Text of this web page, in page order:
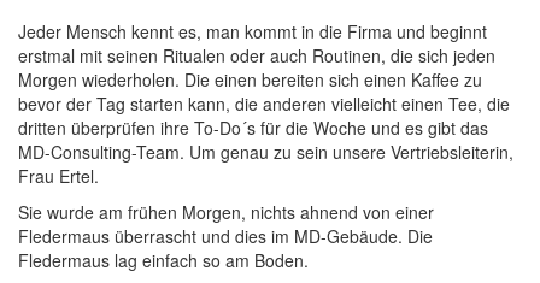
Jeder Mensch kennt es, man kommt in die Firma und beginnt
erstmal mit seinen Ritualen oder auch Routinen, die sich jeden
Morgen wiederholen. Die einen bereiten sich einen Kaffee zu
bevor der Tag starten kann, die anderen vielleicht einen Tee, die
dritten überprüfen ihre To-Do´s für die Woche und es gibt das
MD-Consulting-Team. Um genau zu sein unsere Vertriebsleiterin,
Frau Ertel.
Sie wurde am frühen Morgen, nichts ahnend von einer
Fledermaus überrascht und dies im MD-Gebäude. Die
Fledermaus lag einfach so am Boden.